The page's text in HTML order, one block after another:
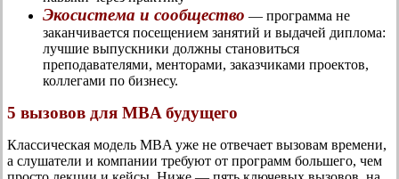
Экосистема и сообщество — программа не
заканчивается посещением занятий и выдачей диплома:
лучшие выпускники должны становиться
преподавателями, менторами, заказчиками проектов,
коллегами по бизнесу.
5 вызовов для MBA будущего
Классическая модель MBA уже не отвечает вызовам времени,
а слушатели и компании требуют от программ большего, чем